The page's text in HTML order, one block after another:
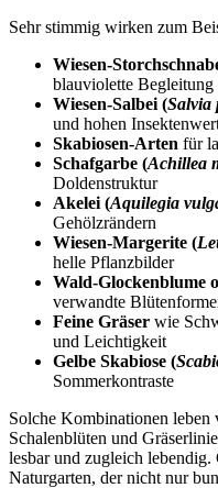
Sehr stimmig wirken zum
Wiesen-
blauviolette Begleitung
Wiesen-Salbei (Salvia
und hohen
Skabiosen-Arten für
Schafgarbe (Achillea
Doldenstruktur
Akelei (Aquilegia
Gehölzrändern
Wiesen-Margerite (
helle Pflanzbilder
Wald-Glockenblume
verwandte
Feine Gräser wie
und Leichtigkeit
Gelbe Skabiose (
Sommerkontraste
Solche Kombinationen leben
Schalenblüten und
lesbar und zugleich lebendig.
Naturgarten, der nicht nur